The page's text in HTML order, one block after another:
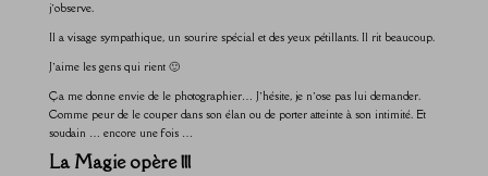
j’observe.
Il a visage sympathique, un sourire spécial et des yeux pétillants. Il rit beaucoup.
J’aime les gens qui rient 🙂
Ça me donne envie de le photographier… J’hésite, je n’ose pas lui demander.
Comme peur de le couper dans son élan ou de porter atteinte à son intimité. Et
soudain … encore une fois …
La Magie opère !!!